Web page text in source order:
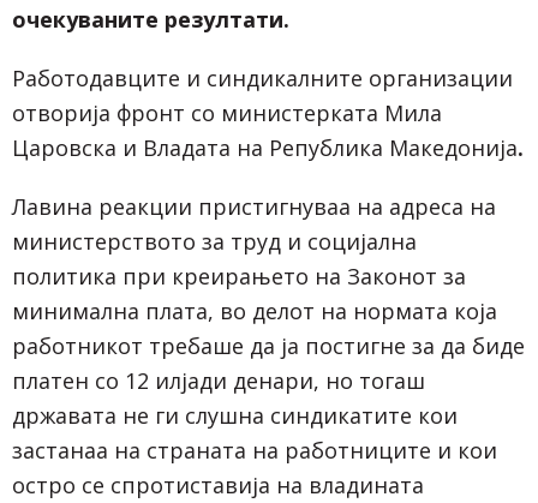
очекуваните резултати.
Работодавците и синдикалните организации
отворија фронт со министерката Мила
Царовска и Владата на Република Македонија.
Лавина реакции пристигнуваа на адреса на
министерството за труд и социјална
политика при креирањето на Законот за
минимална плата, во делот на нормата која
работникот требаше да ја постигне за да биде
платен со 12 илјади денари, но тогаш
државата не ги слушна синдикатите кои
застанаа на страната на работниците и кои
остро се спротиставија на владината